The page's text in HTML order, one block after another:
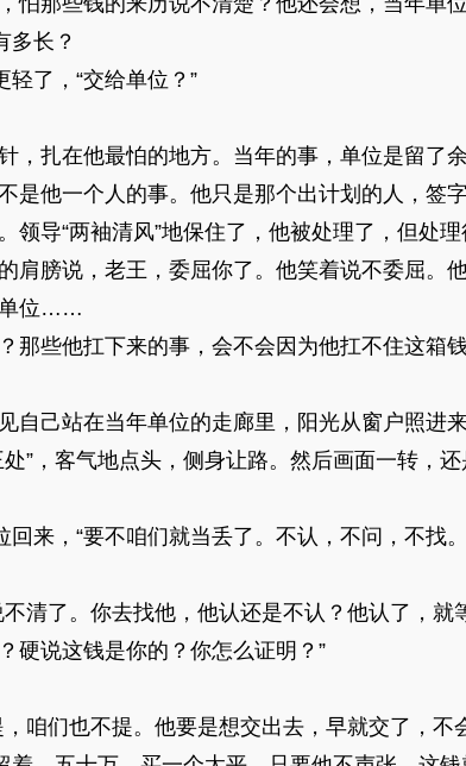
多长？
了，“交给单位？”
，扎在他最怕的地方。当年的事，单位是留了
是他一个人的事。他只是那个出计划的人，签
领导“两袖清风”地保住了，他被处理了，但
肩膀说，老王，委屈你了。他笑着说不委屈。
单位……
那些他扛下来的事，会不会因为他扛不住这箱
自己站在当年单位的走廊里，阳光从窗户照进
”，客气地点头，侧身让路。然后画面一转，
来，“要不咱们就当丢了。不认，不问，不找
清了。你去找他，他认还是不认？他认了，就
硬说这钱是你的？你怎么证明？”
咱们也不提。他要是想交出去，早就交了，不